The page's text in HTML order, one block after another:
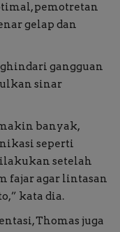
pemotretan
gelap dan
gangguan
sinar
banyak,
seperti
setelah
fajar agar lintasan
kata dia.
Thomas juga